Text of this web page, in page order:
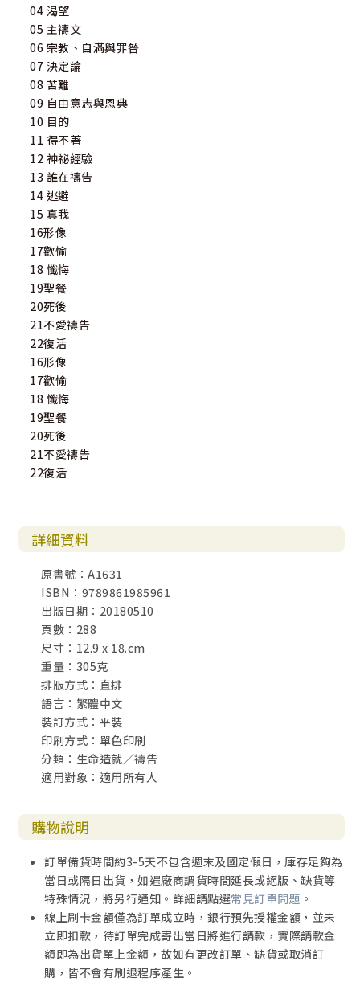
04 渴望
05 主禱文
06 宗教、自滿與罪咎
07 決定論
08 苦難
09 自由意志與恩典
10 目的
11 得不著
12 神祕經驗
13 誰在禱告
14 逃避
15 真我
16形像
17歡愉
18 懺悔
19聖餐
20死後
21不愛禱告
22復活
16形像
17歡愉
18 懺悔
19聖餐
20死後
21不愛禱告
22復活
詳細資料
原書號：A1631
ISBN：9789861985961
出版日期：20180510
頁數：288
尺寸：12.9 x 18.cm
重量：305克
排版方式：直排
語言：繁體中文
裝訂方式：平裝
印刷方式：單色印刷
分類：生命造就／禱告
適用對象：適用所有人
購物說明
訂單備貨時間約3-5天不包含週末及國定假日，庫存足夠為
當日或隔日出貨，如遇廠商調貨時間延長或絕版、缺貨等
特殊情況，將另行通知。詳細請點選常見訂單問題 。
線上刷卡金額僅為訂單成立時，銀行預先授權金額，並未
立即扣款，待訂單完成寄出當日將進行請款，實際請款金
額即為出貨單上金額，故如有更改訂單、缺貨或取消訂
購，皆不會有刷退程序產生。